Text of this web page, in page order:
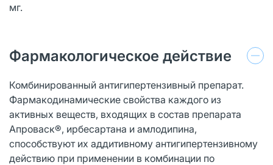
мг.
Фармакологическое действие
Комбинированный антигипертензивный препарат.
Фармакодинамические свойства каждого из
активных веществ, входящих в состав препарата
Апроваcк®, ирбесартана и амлодипина,
способствуют их аддитивному антигипертензивному
действию при применении в комбинации по